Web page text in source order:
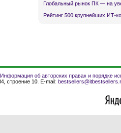
Глобальный рынок ПК — на
Рейтинг 500 крупнейших ИТ-
Информация об авторских правах и порядке
строение 10. E-mail: